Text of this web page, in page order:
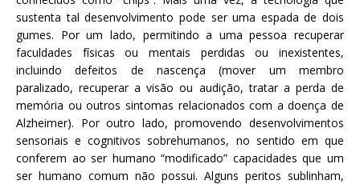
sustenta tal desenvolvimento pode ser uma espada de dois
gumes. Por um lado, permitindo a uma pessoa recuperar
faculdades físicas ou mentais perdidas ou inexistentes,
incluindo defeitos de nascença (mover um membro
paralizado, recuperar a visão ou audição, tratar a perda de
memória ou outros sintomas relacionados com a doença de
Alzheimer). Por outro lado, promovendo desenvolvimentos
sensoriais e cognitivos sobrehumanos, no sentido em que
conferem ao ser humano “modificado” capacidades que um
ser humano comum não possui. Alguns peritos sublinham,